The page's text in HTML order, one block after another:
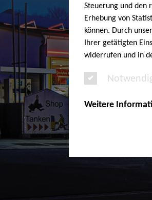
Steuerung und den
Erhebung von
können. Durch
Ihrer getätigten
widerrufen und in
Weitere